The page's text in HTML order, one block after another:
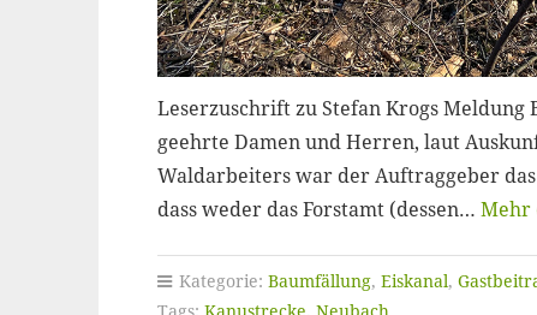
Leserzuschrift zu Stefan Krogs
geehrte Damen und Herren, laut
Waldarbeiters war der Auftraggeber
dass weder das Forstamt (dessen… Mehr
Kategorie: Baumfällung, Eiskanal,